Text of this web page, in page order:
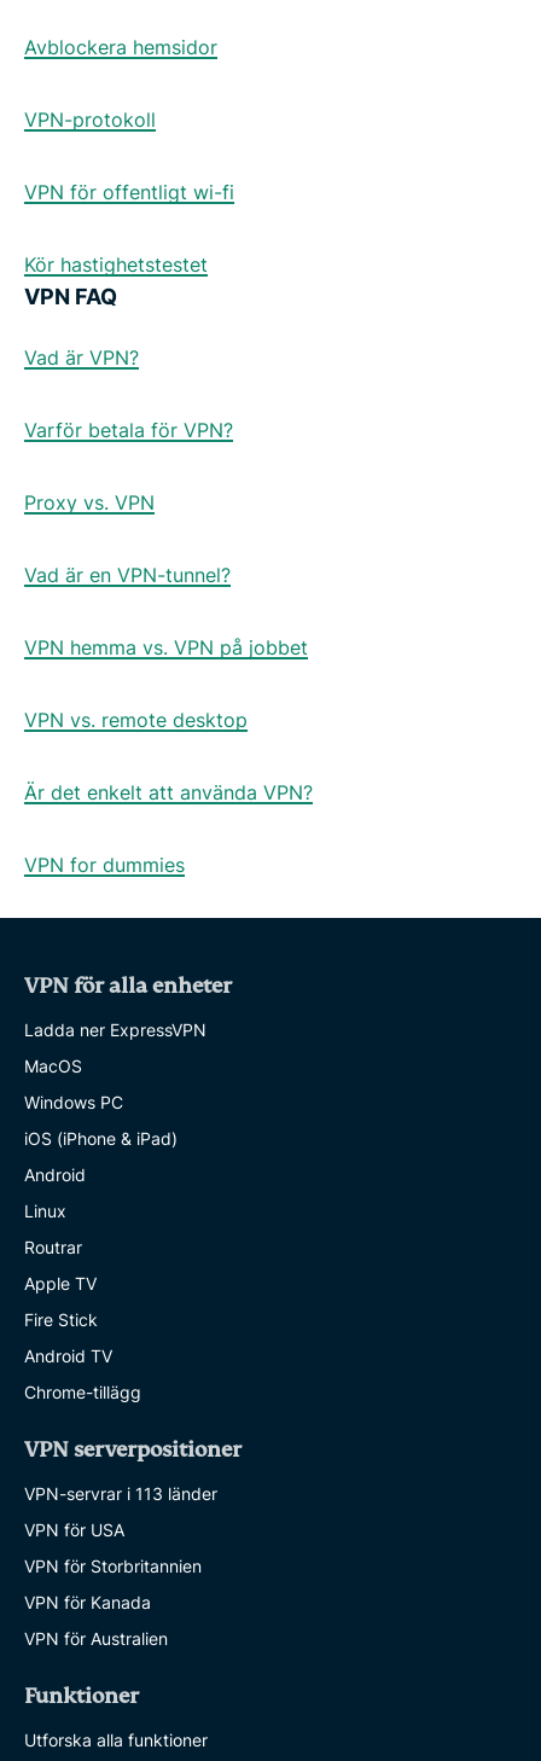
Avblockera hemsidor
VPN-protokoll
VPN för offentligt wi-fi
Kör hastighetstestet
VPN FAQ
Vad är VPN?
Varför betala för VPN?
Proxy vs. VPN
Vad är en VPN-tunnel?
VPN hemma vs. VPN på jobbet
VPN vs. remote desktop
Är det enkelt att använda VPN?
VPN for dummies
VPN för alla enheter
Ladda ner ExpressVPN
MacOS
Windows PC
iOS (iPhone & iPad)
Android
Linux
Routrar
Apple TV
Fire Stick
Android TV
Chrome-tillägg
VPN serverpositioner
VPN-servrar i 113 länder
VPN för USA
VPN för Storbritannien
VPN för Kanada
VPN för Australien
Funktioner
Utforska alla funktioner